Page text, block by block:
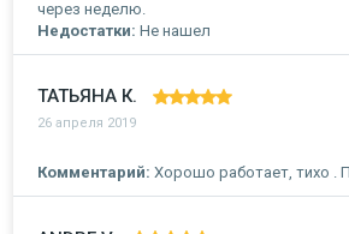
через неделю.
Недостатки: Не нашел
ТАТЬЯНА К.
26 апреля 2019
Комментарий: Хорошо работает, тихо .